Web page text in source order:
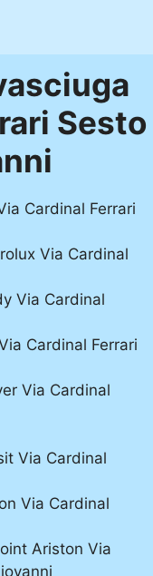
Sesto
Cardinal Ferrari
Via Cardinal
Via Cardinal
Cardinal Ferrari
Via Cardinal
Via Cardinal
Via Cardinal
Ariston Via